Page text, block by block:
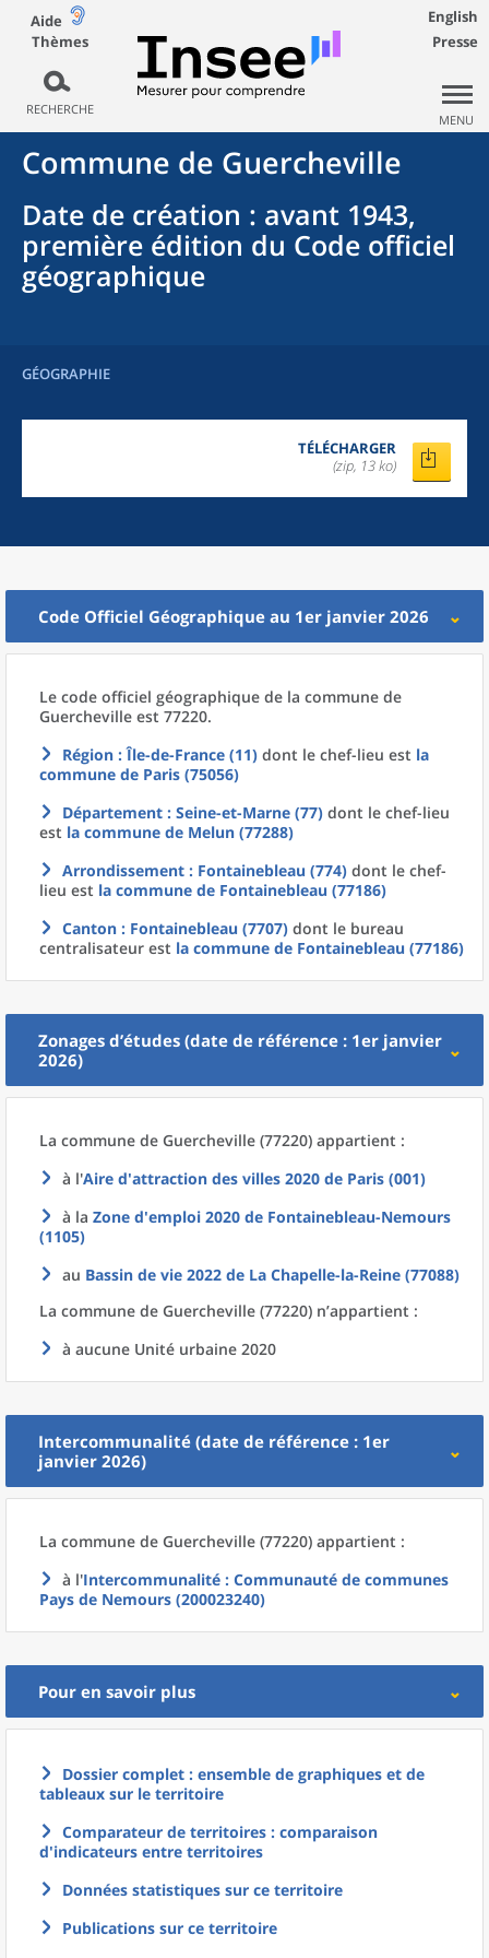
Aide
Thèmes
RECHERCHE
English
Presse
MENU
Commune de Guercheville
Date de création : avant 1943,
première édition du Code officiel
géographique
GÉOGRAPHIE
TÉLÉCHARGER
(zip, 13 ko)
Code Officiel Géographique au 1er janvier 2026
Le code officiel géographique de la commune de
Guercheville est 77220.
Région : Île-de-France (11) dont le chef-lieu est la
commune de Paris (75056)
Département : Seine-et-Marne (77) dont le chef-lieu
est la commune de Melun (77288)
Arrondissement : Fontainebleau (774) dont le chef-
lieu est la commune de Fontainebleau (77186)
Canton : Fontainebleau (7707) dont le bureau
centralisateur est la commune de Fontainebleau (77186)
Zonages d’études (date de référence : 1er janvier
2026)
La commune de Guercheville (77220) appartient :
à l'Aire d'attraction des villes 2020 de Paris (001)
à la Zone d'emploi 2020 de Fontainebleau-Nemours
(1105)
au Bassin de vie 2022 de La Chapelle-la-Reine (77088)
La commune de Guercheville (77220) n’appartient :
à aucune Unité urbaine 2020
Intercommunalité (date de référence : 1er
janvier 2026)
La commune de Guercheville (77220) appartient :
à l'Intercommunalité : Communauté de communes
Pays de Nemours (200023240)
Pour en savoir plus
Dossier complet : ensemble de graphiques et de
tableaux sur le territoire
Comparateur de territoires : comparaison
d'indicateurs entre territoires
Données statistiques sur ce territoire
Publications sur ce territoire